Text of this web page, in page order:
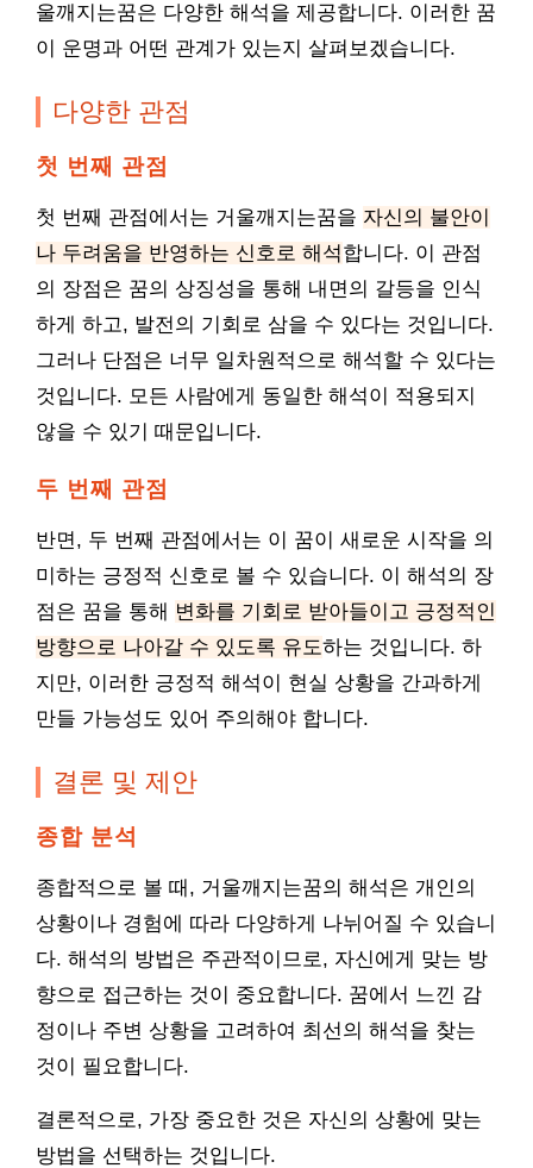
울깨지는꿈은 다양한 해석을 제공합니다. 이러한 꿈
이 운명과 어떤 관계가 있는지 살펴보겠습니다.
다양한 관점
첫 번째 관점
첫 번째 관점에서는 거울깨지는꿈을 자신의 불안이
나 두려움을 반영하는 신호로 해석합니다. 이 관점
의 장점은 꿈의 상징성을 통해 내면의 갈등을 인식
하게 하고, 발전의 기회로 삼을 수 있다는 것입니다.
그러나 단점은 너무 일차원적으로 해석할 수 있다는
것입니다. 모든 사람에게 동일한 해석이 적용되지
않을 수 있기 때문입니다.
두 번째 관점
반면, 두 번째 관점에서는 이 꿈이 새로운 시작을 의
미하는 긍정적 신호로 볼 수 있습니다. 이 해석의 장
점은 꿈을 통해 변화를 기회로 받아들이고 긍정적인
방향으로 나아갈 수 있도록 유도하는 것입니다. 하
지만, 이러한 긍정적 해석이 현실 상황을 간과하게
만들 가능성도 있어 주의해야 합니다.
결론 및 제안
종합 분석
종합적으로 볼 때, 거울깨지는꿈의 해석은 개인의
상황이나 경험에 따라 다양하게 나뉘어질 수 있습니
다. 해석의 방법은 주관적이므로, 자신에게 맞는 방
향으로 접근하는 것이 중요합니다. 꿈에서 느낀 감
정이나 주변 상황을 고려하여 최선의 해석을 찾는
것이 필요합니다.
결론적으로, 가장 중요한 것은 자신의 상황에 맞는
방법을 선택하는 것입니다.